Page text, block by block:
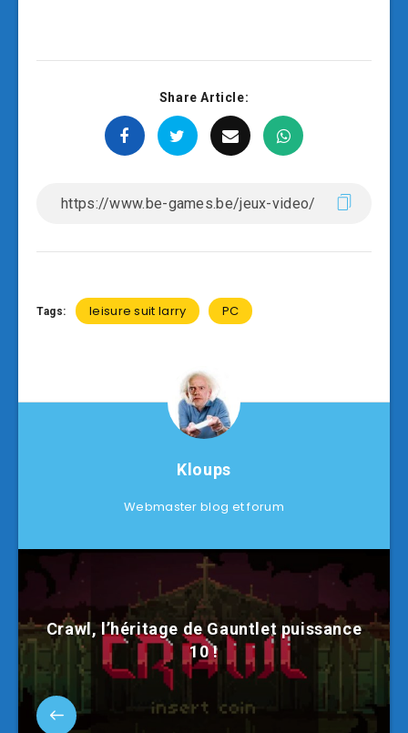
Share Article:
Tags: leisure suit larry PC
Kloups
Webmaster blog et forum
Crawl, l’héritage de Gauntlet puissance
10 !